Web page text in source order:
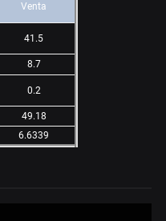
Venta
41.5
8.7
0.2
49.18
6.6339